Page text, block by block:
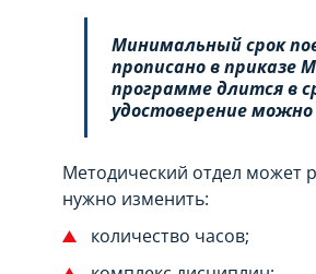
Минимальный срок
прописано в приказе
программе длится в
удостоверение можно
Методический отдел может
нужно изменить:
количество часов;